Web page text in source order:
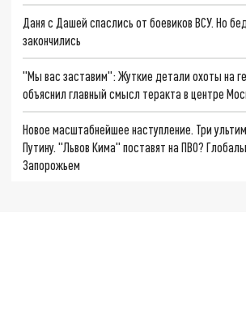
Даня с Дашей спаслись от боевиков ВСУ. Но
закончились
"Мы вас заставим": Жуткие детали охоты на
объяснил главный смысл теракта в центре
Новое масштабнейшее наступление. Три
Путину. "Львов Кима" поставят на ПВО?
Запорожьем